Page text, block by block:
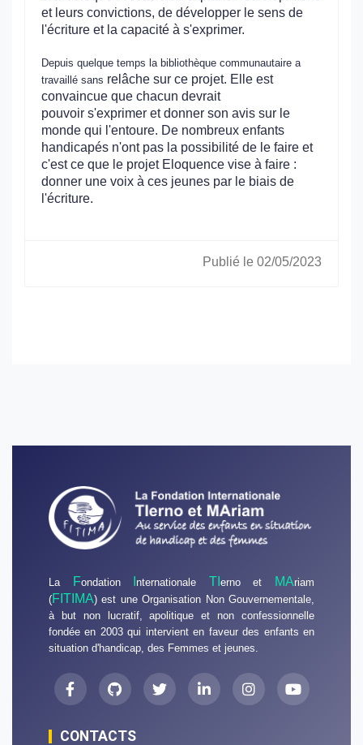
et leurs convictions, de développer le sens de
l'écriture et la capacité à s'exprimer.
Depuis quelque temps la bibliothèque communautaire a
travaillé sans relâche sur ce projet. Elle est
convaincue que chacun devrait
pouvoir s'exprimer et donner son avis sur le
monde qui l'entoure. De nombreux enfants
handicapés n'ont pas la possibilité de le faire et
c'est ce que le projet Eloquence vise à faire :
donner une voix à ces jeunes par le biais de
l'écriture.
Publié le 02/05/2023
La Fondation nternationale TI erno et MAriam
(FITIMA) est une Organisation Non Gouvernementale,
à but non lucratif, apolitique et non confessionnelle
fondée en 2003 qui intervient en faveur des enfants en
situation d'handicap, des Femmes et jeunes.
CONTACTS